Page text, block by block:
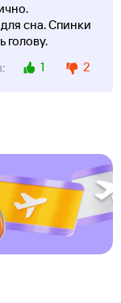
сна. Спинки
голову.
1 2